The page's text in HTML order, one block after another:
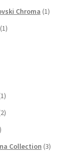
Chroma (1)
(1)
Collection (3)